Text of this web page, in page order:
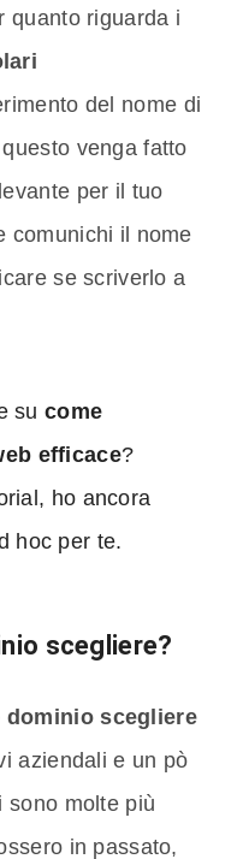
quanto riguarda i
del nome di
venga fatto
per il tuo
comunichi il nome
se scriverlo a
su come
efficace?
ho ancora
hoc per te.
scegliere?
dominio scegliere
aziendali e un pò
sono molte più
in passato,